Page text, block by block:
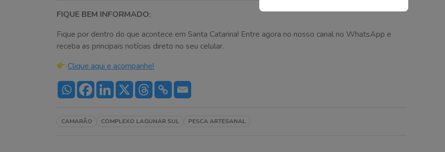
FIQUE BEM INFORMADO:
Fique por dentro do que acontece em Santa Catarina! Entre agora no nosso canal no WhatsApp e
receba as principais notícias direto no seu celular.
Clique aqui e acompanhe!
CAMARÃO COMPLEXO LAGUNAR SUL PESCA ARTESANAL